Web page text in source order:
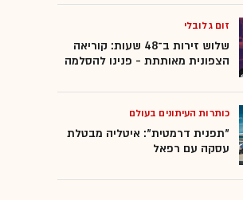
זום גלובלי
שלוש זירות ב־48 שעות: קוריאה
הצפונית מאותתת - פנינו להסלמה
כותרות העיתונים בעולם
"תפנית דרמטית": איטליה מבטלת
עסקה עם רפאל